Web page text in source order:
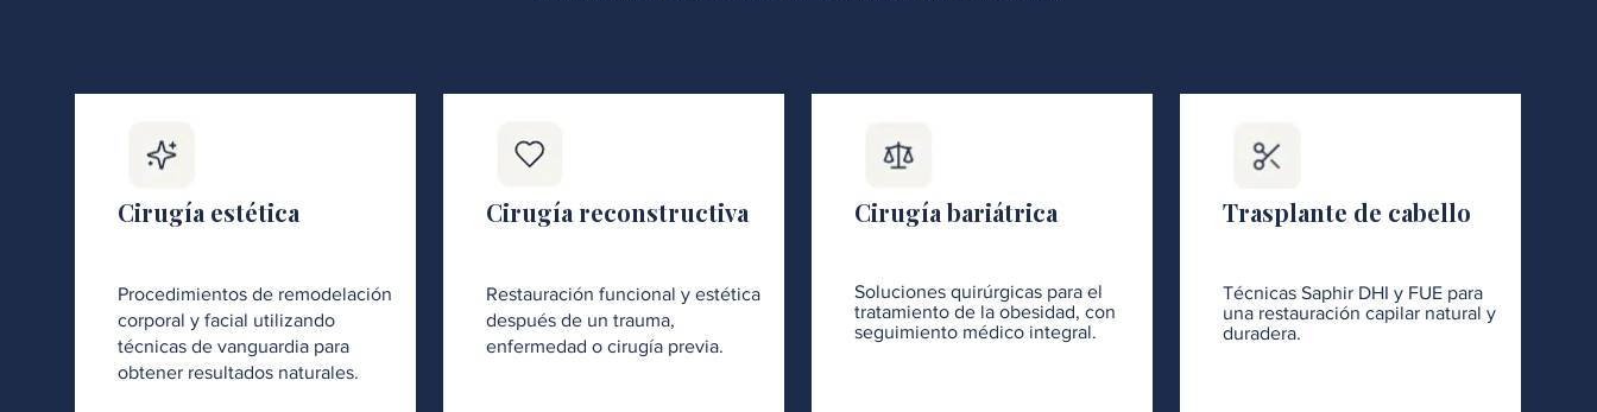
Cirugía estética
Procedimientos de remodelación
corporal y facial utilizando
técnicas de vanguardia para
obtener resultados naturales.
Cirugía reconstructiva
Restauración funcional y estética
después de un trauma,
enfermedad o cirugía previa.
Cirugía bariátrica
Soluciones quirúrgicas para el
tratamiento de la obesidad, con
seguimiento médico integral.
Trasplante de cabello
Técnicas Saphir DHI y FUE para
una restauración capilar natural y
duradera.